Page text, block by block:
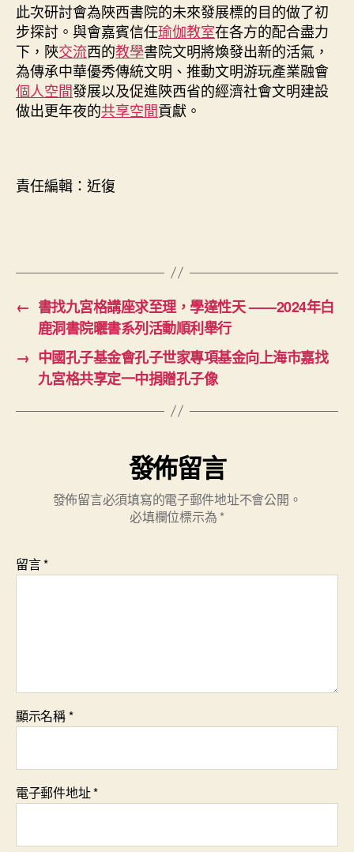
此次研討會為陜西書院的未來發展標的目的做了初
步探討。與會嘉賓信任瑜伽教室在各方的配合盡力
下，陜交流西的教學書院文明將煥發出新的活氣，
為傳承中華優秀傳統文明、推動文明游玩產業融會
個人空間發展以及促進陜西省的經濟社會文明建設
做出更年夜的共享空間貢獻。
責任編輯：近復
← 書找九宮格講座求至理，學達性天 ——2024年白
鹿洞書院曬書系列活動順利舉行
→ 中國孔子基金會孔子世家專項基金向上海市嘉找
九宮格共享定一中捐贈孔子像
發佈留言
發佈留言必須填寫的電子郵件地址不會公開。
必填欄位標示為 *
留言*
顯示名稱*
電子郵件地址*